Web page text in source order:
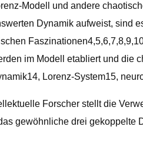
Modell und andere
Dynamik aufweist, sind
im Modell etabliert und
Lorenz-System15,
Forscher stellt die
gewöhnliche drei